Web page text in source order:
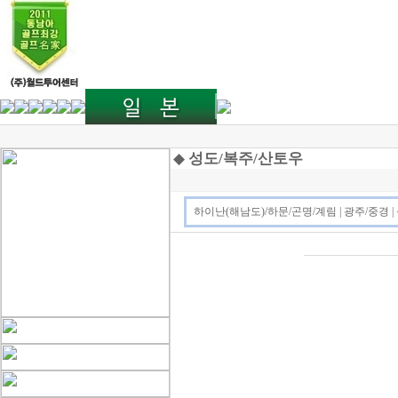
◆ 성도/복주/산토우
하이난(해남도)/하문/곤명/계림 광주/중경